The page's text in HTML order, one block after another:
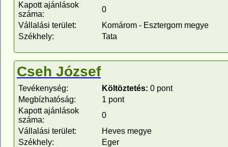
Kapott ajánlások
száma:
0
Vállalási terület:
Komárom - Esztergom megye
Székhely:
Tata
Cseh József
Tevékenység: Költöztetés: 0 pont
Megbízhatóság:
1 pont
Kapott ajánlások
száma:
0
Vállalási terület:
Heves megye
Székhely:
Eger